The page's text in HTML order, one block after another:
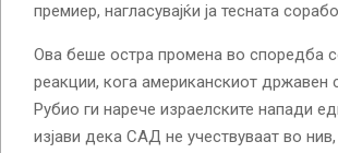
премиер, нагласувајќи ја тесната
Ова беше остра промена во споредба
реакции, кога американскиот државен
Рубио ги нарече израелските напади
изјави дека САД не учествуваат во нив,